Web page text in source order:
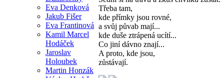
Eva Denková
Jakub Fišer
Eva Frantinová
Kamil Marcel
Hodáček
Jaroslav
Holoubek
Martin Honzák
Třeba tam,
kde přímky jsou rovné,
a svůj půvab mají...
kde duše ztrápená ucítí...
Co jiní dávno znají...
A proto, kde jsou,
zůstávají.